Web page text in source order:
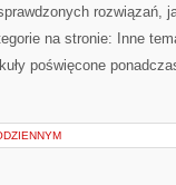
rozwiązań,
na stronie: Inne
poświęcone